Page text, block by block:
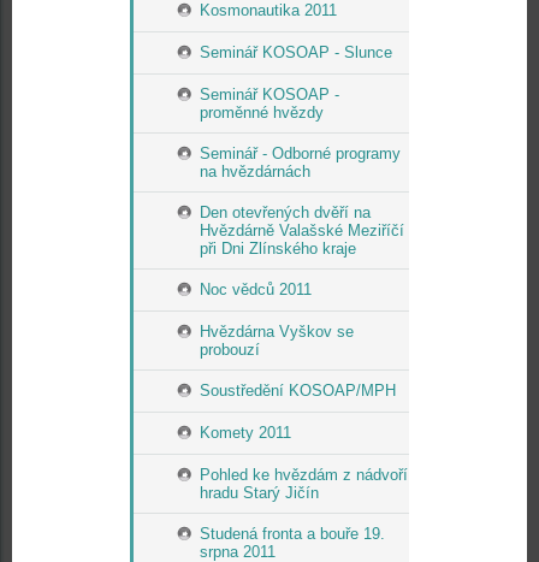
Kosmonautika 2011
Seminář KOSOAP - Slunce
Seminář KOSOAP -
proměnné hvězdy
Seminář - Odborné programy
na hvězdárnách
Den otevřených dvěří na
Hvězdárně Valašské Meziříčí
při Dni Zlínského kraje
Noc vědců 2011
Hvězdárna Vyškov se
probouzí
Soustředění KOSOAP/MPH
Komety 2011
Pohled ke hvězdám z nádvoří
hradu Starý Jičín
Studená fronta a bouře 19.
srpna 2011